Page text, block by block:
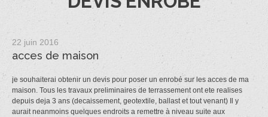
22 juin 2016
acces de maison
je souhaiterai obtenir un devis pour poser un enrobé sur les acces de ma
maison. Tous les travaux preliminaires de terrassement ont ete realises
depuis deja 3 ans (decaissement, geotextile, ballast et tout venant) Il y
aurait neanmoins quelques endroits a remettre à niveau suite aux